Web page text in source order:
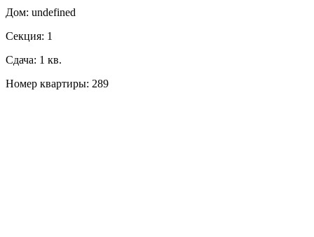
Дом: undefined
Секция: 1
Сдача: 1 кв.
Номер квартиры: 289